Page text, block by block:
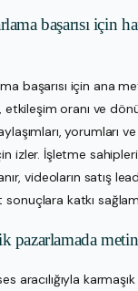
başarısı için
başarısı için ana
etkileşim oranı ve
yorumları ve
izler. İşletme
videoların satış
katkı
pazarlamada
aracılığıyla